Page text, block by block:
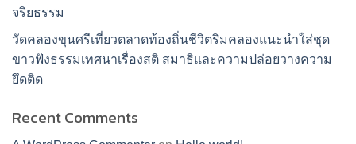
จริยธรรม
วัดคลองขุนศรีเที่ยวตลาดท้องถิ่นชีวิตริมคลองแนะนำใส่ชุด
ขาวฟังธรรมเทศนาเรื่องสติ สมาธิและความปล่อยวางความ
ยึดติด
Recent Comments